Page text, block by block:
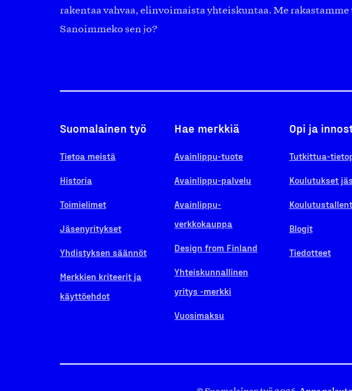
rakentaa vahvaa, elinvoimaista yhteiskuntaa. Me rakastamme
Sanoimmeko sen jo?
Suomalainen työ
Tietoa meistä
Historia
Toimielimet
Jäsenyritykset
Yhdistyksen säännöt
Merkkien kriteerit ja
käyttöehdot
Hae merkkiä
Avainlippu-tuote
Avainlippu-palvelu
Avainlippu-
verkkokauppa
Design from Finland
Yhteiskunnallinen
yritys -merkki
Vuosimaksu
Opi ja
Tutkittua-
Koulutukset
Blogit
Tiedotteet